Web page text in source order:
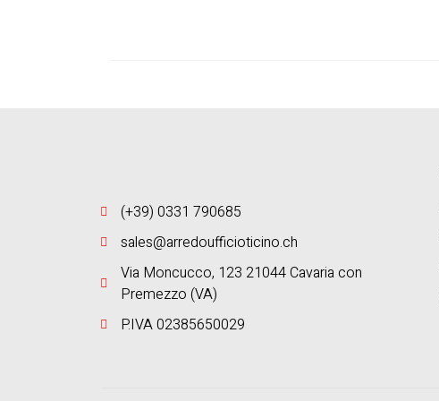
(+39) 0331 790685
sales@arredoufficioticino.ch
Via Moncucco, 123 21044 Cavaria con
Premezzo (VA)
P.IVA 02385650029